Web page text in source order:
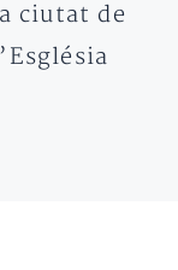
ciutat de